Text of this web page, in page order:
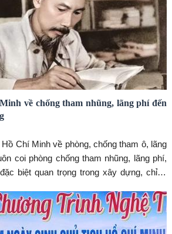
về chống tham nhũng, lãng phí đến
Chí Minh về phòng, chống tham ô, lãng
coi phòng chống tham nhũng, lãng phí,
biệt quan trọng trong xây dựng, chỉnh
luôn đặc biệt quan tâm vấn đề phòng,
Người coi tham nhũng, lãng phí, quan liêu
không kiên quyết đấu tranh thì có thể làm